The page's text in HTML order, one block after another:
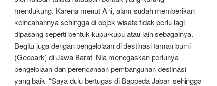
mendukung. Karena menut Ani, alam sudah memberikan
keindahannya sehingga di objek wisata tidak perlu lagi
dipasang seperti bentuk kupu-kupu atau lain sebagainya.
Begitu juga dengan pengelolaan di destinasi taman bumi
(Geopark) di Jawa Barat, Nia menegaskan perlunya
pengelolaan dan perencanaan pembangunan destinasi
yang baik. “Saya dulu bertugas di Bappeda Jabar, sehingga